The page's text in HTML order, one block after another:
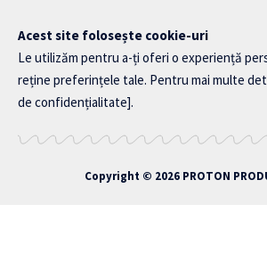
Acest site folosește cookie-uri
Le utilizăm pentru a-ți oferi o experiență
reține preferințele tale. Pentru mai multe
de confidențialitate].
Copyright © 2026 PROTON